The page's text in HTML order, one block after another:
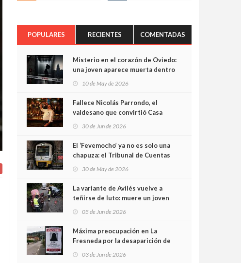
POPULARES RECIENTES COMENTADAS
Misterio en el corazón de Oviedo:
una joven aparece muerta dentro
cámaras captan sus últimos
minutos
10 de May de 2026
Fallece Nicolás Parrondo, el
valdesano que convirtió Casa
30 de Jun de 2026
El ‘Fevemocho’ ya no es solo una
chapuza: el Tribunal de Cuentas
sobrecoste de los trenes que no
cabían por los túneles
30 de May de 2026
La variante de Avilés vuelve a
teñirse de luto: muere un joven
05 de Jun de 2026
Máxima preocupación en La
Fresneda por la desaparición de
03 de Jun de 2026